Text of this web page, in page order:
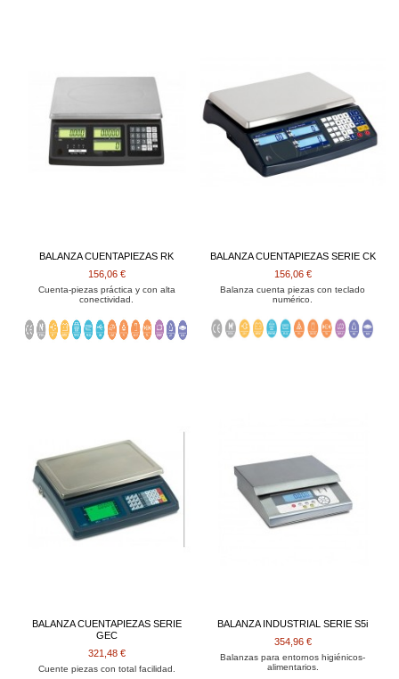
BALANZA CUENTAPIEZAS RK
156,06 €
Cuenta-piezas práctica y con alta
conectividad.
BALANZA CUENTAPIEZAS SERIE CK
156,06 €
Balanza cuenta piezas con teclado
numérico.
BALANZA CUENTAPIEZAS SERIE
GEC
321,48 €
Cuente piezas con total facilidad.
BALANZA INDUSTRIAL SERIE S5i
354,96 €
Balanzas para entornos higiénicos-
alimentarios.